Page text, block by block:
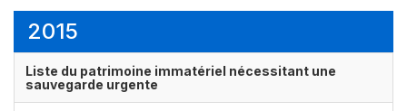
2015
Liste du patrimoine immatériel nécessitant une
sauvegarde urgente